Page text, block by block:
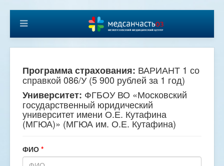
Программа страхования: ВАРИАНТ 1 со
справкой 086/У (5 900 рублей за 1 год)
Университет: ФГБОУ ВО «Московский
государственный юридический
университет имени О.Е. Кутафина
(МГЮА)» (МГЮА им. О.Е. Кутафина)
ФИО *